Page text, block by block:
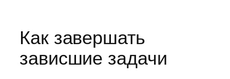
Как завершать
зависшие задачи